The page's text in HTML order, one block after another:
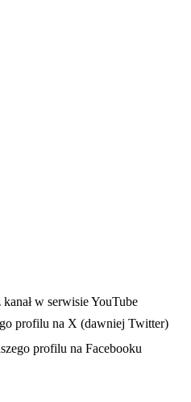
karcie
nowej karciew serwisie YouTube
profilu na X (dawniej Twitter)
w nowej karcieprofilu na Facebooku